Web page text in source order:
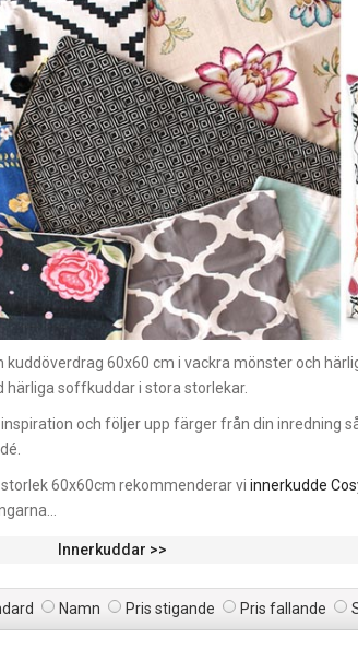
kuddöverdrag 60x60 cm i vackra mönster och
härliga soffkuddar i stora storlekar.
och följer upp färger från din inredning
60x60cm rekommenderar vi innerkudde
Innerkuddar >>
Namn Pris stigande Pris fallande